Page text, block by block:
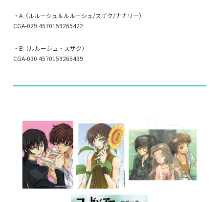
・A（ルルーシュ＆ルルーシュ/スザク/ナナリー）
CGA-029 4570159265422
・B（ルルーシュ・スザク）
CGA-030 4570159265439